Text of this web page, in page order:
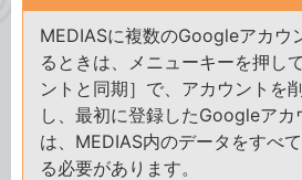
MEDIASに複数のGoogleアカウ
るときは、メニューキーを押し
ントと同期］で、アカウントを
し、最初に登録したGoogleアカ
は、MEDIAS内のデータをすべ
る必要があります。